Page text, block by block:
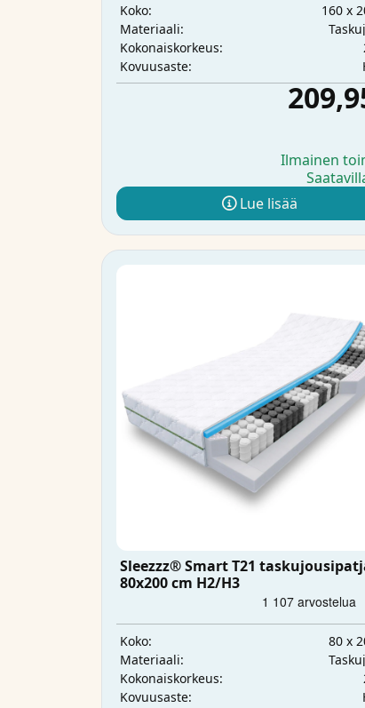
Koko:
160 x
Materiaali:
Kokonaiskorkeus:
Kovuusaste:
Ilmainen
Lue lisää
Sleezzz® Smart T21
80x200 cm H2/H3
Koko:
80 x
Materiaali:
Kokonaiskorkeus:
Kovuusaste: